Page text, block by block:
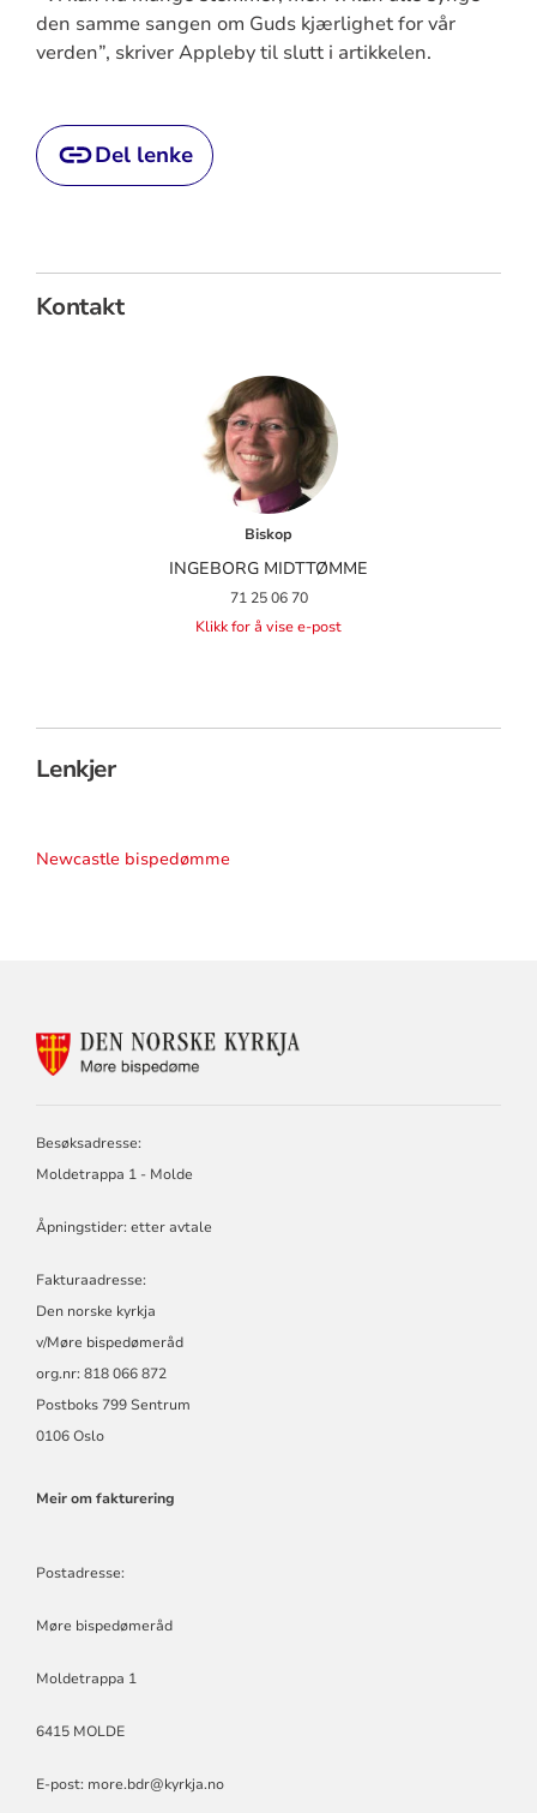
den samme sangen om Guds kjærlighet for vår
verden”, skriver Appleby til slutt i artikkelen.
Del lenke
Kontakt
Biskop
INGEBORG MIDTTØMME
71 25 06 70
Klikk for å vise e-post
Lenkjer
Newcastle bispedømme
KONTAKTINFORMASJON
Besøksadresse:
Moldetrappa 1 - Molde
Åpningstider: etter avtale
Fakturaadresse:
Den norske kyrkja
v/Møre bispedømeråd
org.nr: 818 066 872
Postboks 799 Sentrum
0106 Oslo
Meir om fakturering
Postadresse:
Møre bispedømeråd
Moldetrappa 1
6415 MOLDE
E-post: more.bdr@kyrkja.no